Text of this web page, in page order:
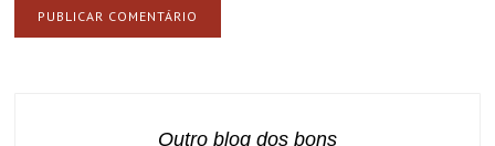
Outro blog dos bons